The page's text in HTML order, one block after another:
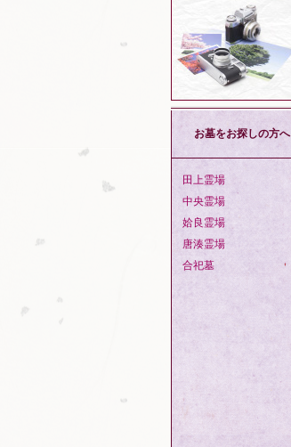
お墓をお探しの方へ
田上霊場
中央霊場
姶良霊場
唐湊霊場
合祀墓